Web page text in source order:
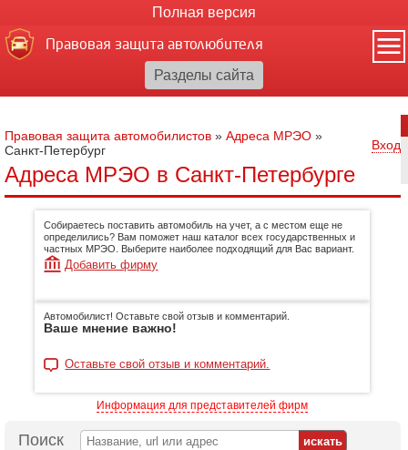
Полная версия
Правовая защита автолюбителя
Правовая защита автомобилистов » Адреса МРЭО »
Санкт-Петербург
Вход
Адреса МРЭО в Санкт-Петербурге
Собираетесь поставить автомобиль на учет, а с местом еще не
определились? Вам поможет наш каталог всех государственных и
частных МРЭО. Выберите наиболее подходящий для Вас вариант.
Добавить фирму
Автомобилист! Оставьте свой отзыв и комментарий.
Ваше мнение важно!
Оставьте свой отзыв и комментарий.
Информация для представителей фирм
Поиск